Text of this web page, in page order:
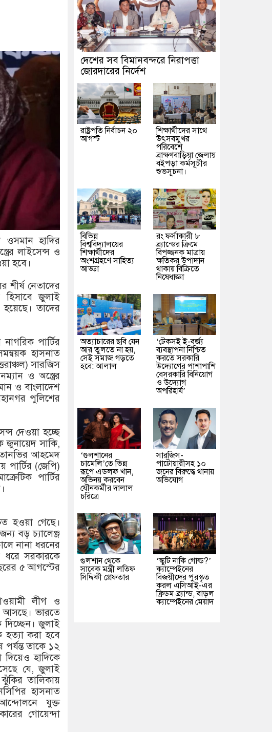
বিজয়ীদের পুরস্কৃত করল এসিআই-এর ফ্রিডম ব্র্যান্ড, বাড়ল ক্যাম্পেইনের মেয়াদ
পুনর্বহালের দাবিতে মানববন্ধন খিলক্ষেত থানা বিএনপির যুগ্ম আহ্বায়ক মশিউর
চায় বাংলাদেশ-মালদ্বীপ প্রেমের সম্পর্ক ছিন্ন না করায় মা-ভাই মিলে মেরে
নৌবাহিনী প্রধানের সৌজন্য সাক্ষাৎ হামের উপসর্গে আরও ৬ প্রাণহানি, সবাই ঢাকার
নয়, ভুল হতে পারে: শফিকুর রহমান
ওসমান হাদির
লাইসেন্স ও
হবে।
শীর্ষ নেতাদের
হিসাবে জুলাই
তাদের
পার্টির
হাসনাত
সারজিস
ও অস্ত্রের
ও বাংলাদেশ
পুলিশের
দেওয়া হচ্ছে
জুনায়েদ সাকি,
তানভির আহমেদ
(জেপি)
পার্টির
হওয়া গেছে।
বড় চ্যালেঞ্জ
নানা ধরনের
ধরে সরকারকে
৫ আগস্টের
লীগ ও
আসছে। ভারতে
জুলাই
হত্যা করা হবে
তাকে ১২
দিয়েও হাদিকে
যে, জুলাই
তালিকায়
হাসনাত
যুক্ত
গোয়েন্দা
দেশের সব বিমানবন্দরে নিরাপত্তা
জোরদারের নির্দেশ
রাষ্ট্রপতি নির্বাচন ২০
আগস্ট
শিক্ষার্থীদের সাথে
উৎসবমুখর
পরিবেশে
ব্রাক্ষণবাড়িয়া জেলায়
বইপড়া কর্মসূচীর
শুভসূচনা।
বিভিন্ন
বিশ্ববিদ্যালয়ের
শিক্ষার্থীদের
অংশগ্রহণে সাহিত্য
আড্ডা
রং ফর্সাকারী ৮
ব্র্যান্ডের ক্রিমে
বিপজ্জনক মাত্রায়
ক্ষতিকর উপাদান
থাকায় বিক্রিতে
নিষেধাজ্ঞা
অত্যাচারের ছবি যেন
আর তুলতে না হয়,
সেই সমাজ গড়তে
হবে: আলাল
‘টেকসই ই-বর্জ্য
ব্যবস্থাপনা নিশ্চিত
করতে সরকারি
উদ্যোগের পাশাপাশি
বেসরকারি বিনিয়োগ
ও উদ্যোগ
অপরিহার্য’
‘গুলশানের
চামেলি’তে ভিন্ন
রূপে এডলফ খান,
অভিনয় করবেন
যৌনকর্মীর দালাল
চরিত্রে
সারজিস-
পাটোয়ারীসহ ১০
জনের বিরুদ্ধে থানায়
অভিযোগ
গুলশান থেকে
সাবেক মন্ত্রী লতিফ
সিদ্দিকী গ্রেফতার
‘স্কুটি নাকি গোল্ড?’
ক্যাম্পেইনের
বিজয়ীদের পুরস্কৃত
করল এসিআই-এর
ফ্রিডম ব্র্যান্ড, বাড়ল
ক্যাম্পেইনের মেয়াদ